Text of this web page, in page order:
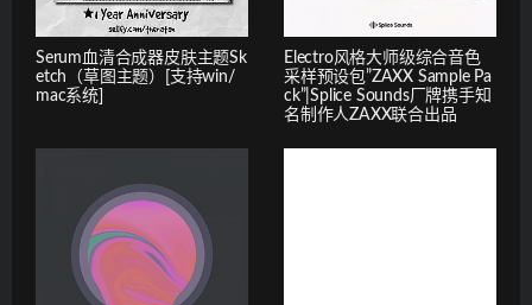
Serum血清合成器皮肤主题Sk
etch（草图主题）[支持win/
mac系统]
Electro风格大师级综合音色
采样预设包”ZAXX Sample Pa
ck”|Splice Sounds厂牌携手知
名制作人ZAXX联合出品